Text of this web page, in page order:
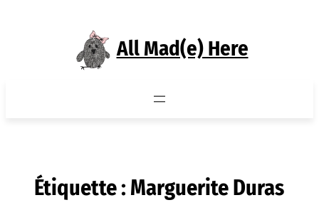
All Mad(e) Here
Étiquette : Marguerite Duras